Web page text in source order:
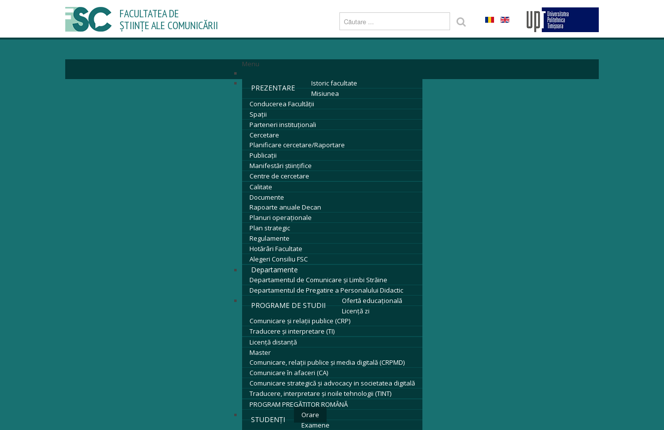
FACULTATEA DE
ȘTIINȚE ALE COMUNICĂRII
Menu
PREZENTARE
Istoric facultate
Misiunea
Conducerea Facultăţii
Spații
Parteneri instituţionali
Cercetare
Planificare cercetare/Raportare
Publicații
Manifestări științifice
Centre de cercetare
Calitate
Documente
Rapoarte anuale Decan
Planuri operaționale
Plan strategic
Regulamente
Hotărâri Facultate
Alegeri Consiliu FSC
Departamente
Departamentul de Comunicare și Limbi Străine
Departamentul de Pregatire a Personalului Didactic
PROGRAME DE STUDII
Ofertă educațională
Licenţă zi
Comunicare și relații publice (CRP)
Traducere și interpretare (TI)
Licenţă distanță
Master
Comunicare, relații publice și media digitală (CRPMD)
Comunicare în afaceri (CA)
Comunicare strategică și advocacy in societatea digitală
Traducere, interpretare și noile tehnologii (TINT)
PROGRAM PREGĂTITOR ROMÂNĂ
STUDENȚI
Orare
Examene